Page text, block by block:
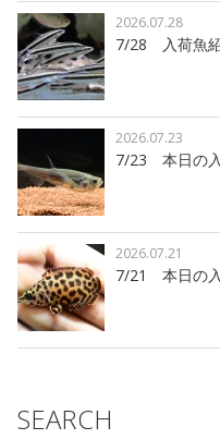
7/28 入荷魚
2026.07.28
7/23 本日の
2026.07.23
7/21 本日の
2026.07.21
SEARCH